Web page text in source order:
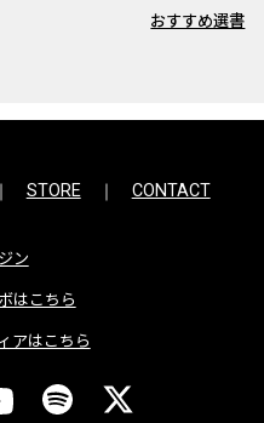
おすすめ選書
STORE CONTACT
ン
はこちら
アはこちら